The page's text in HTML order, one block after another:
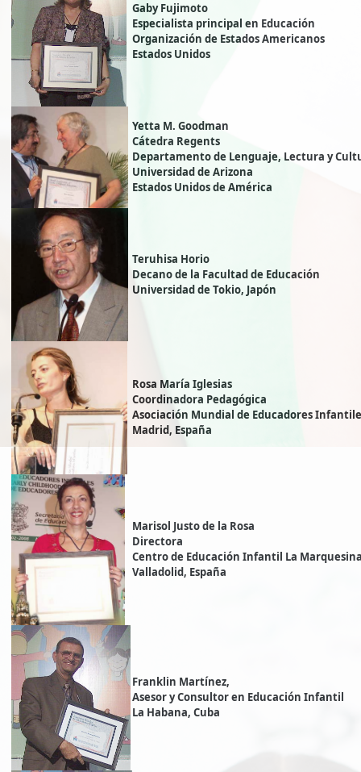
Gaby Fujimoto
Especialista principal en Educación
Organización de Estados Americanos
Estados Unidos
Yetta M. Goodman
Cátedra Regents
Departamento de Lenguaje, Lectura y
Universidad de Arizona
Estados Unidos de América
Teruhisa Horio
Decano de la Facultad de Educación
Universidad de Tokio, Japón
Rosa María Iglesias
Coordinadora Pedagógica
Asociación Mundial de Educadores
Madrid, España
Marisol Justo de la Rosa
Directora
Centro de Educación Infantil La
Valladolid, España
Franklin Martínez,
Asesor y Consultor en Educación Infantil
La Habana, Cuba